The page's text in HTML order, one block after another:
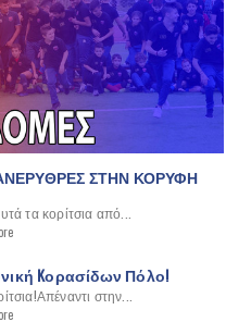
ΣΤΗΝ ΚΟΡΥΦΗ
τα κορίτσια από...
Kορασίδων Πόλο!
στην...